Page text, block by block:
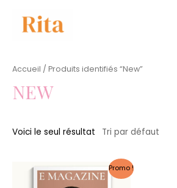
contenu
Accueil / Produits identifiés “New”
NEW
Voici le seul résultat
Promo !